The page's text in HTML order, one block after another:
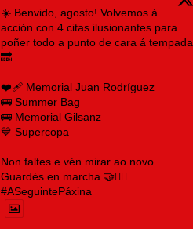
☀️ Benvido, agosto! Volvemos á
acción con 4 citas ilusionantes para
poñer todo a punto de cara á tempada
🔜
❤️‍🩹 Memorial Juan Rodríguez
🚌 Summer Bag
🚌 Memorial Gilsanz
💙 Supercopa
Non faltes e vén mirar ao novo
Guardés en marcha 🤝❤️‍🔥
#ASeguintePáxina